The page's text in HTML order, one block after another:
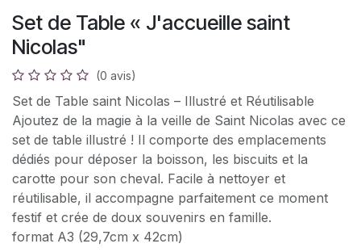
Set de Table « J'accueille saint
Nicolas"
(0 avis)
Set de Table saint Nicolas – Illustré et Réutilisable
Ajoutez de la magie à la veille de Saint Nicolas avec ce
set de table illustré ! Il comporte des emplacements
dédiés pour déposer la boisson, les biscuits et la
carotte pour son cheval. Facile à nettoyer et
réutilisable, il accompagne parfaitement ce moment
festif et crée de doux souvenirs en famille.
format A3 (29,7cm x 42cm)